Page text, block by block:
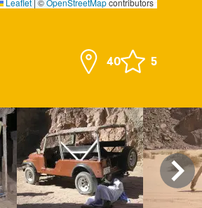
Leaflet | ©OpenStreetMapcontributors
40 5